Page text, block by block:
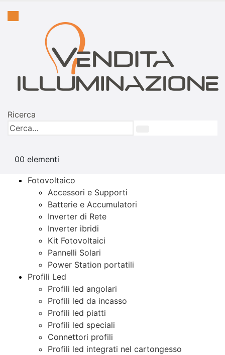
Ricerca
00 elementi
Fotovoltaico
Accessori e Supporti
Batterie e Accumulatori
Inverter di Rete
Inverter ibridi
Kit Fotovoltaici
Pannelli Solari
Power Station portatili
Profili Led
Profili led angolari
Profili led da incasso
Profili led piatti
Profili led speciali
Connettori profili
Profili led integrati nel cartongesso